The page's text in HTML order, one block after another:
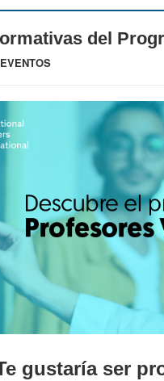
del
EVENTOS
gustaría ser